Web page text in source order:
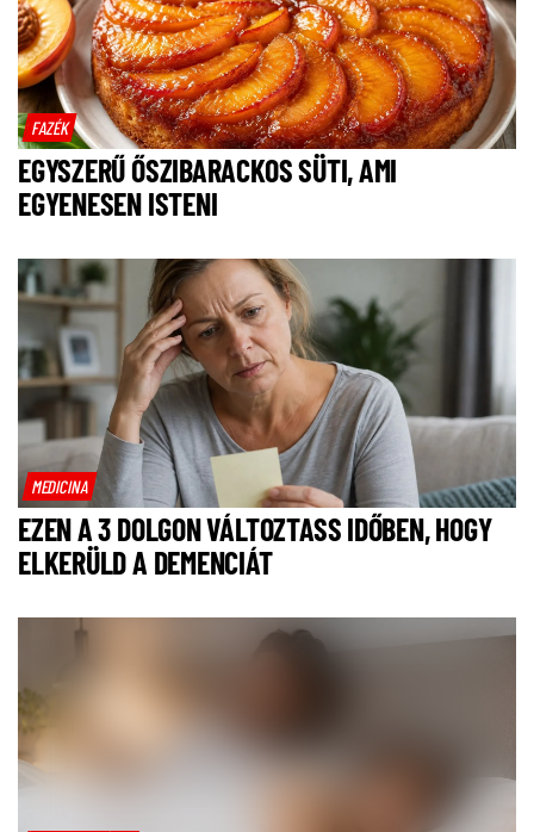
FAZÉK
EGYSZERŰ ŐSZIBARACKOS SÜTI, AMI
EGYENESEN ISTENI
MEDICINA
EZEN A 3 DOLGON VÁLTOZTASS IDŐBEN, HOGY
ELKERÜLD A DEMENCIÁT